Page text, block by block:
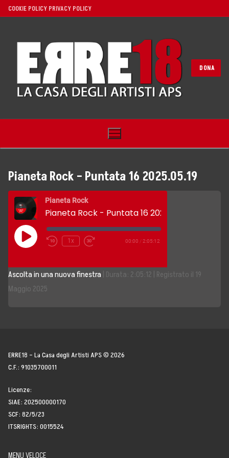
VaiCOOKIE POLICY PRIVACY POLICY
DONA
Home
Noi
Storia, Mission e Vision
Fondatori
Blogger
La Nostra Rete
Attività
Pianeta Rock – Puntata 16 2025.05.19
Pianeta Rock
Pianeta Rock - Puntata 16 2025.05.19
Play
Episode
1x 00:00 /2:05:12
Ascolta in una nuova finestra Durata: 2:05:12 Registrato il 19
Maggio 2025
ERRE18 – La Casa degli Artisti APS © 2026
C.F.: 91035700011
Licenze:
SIAE: 202500000170
SCF: 82/5/23
ITSRIGHTS: 0015524
MENU VELOCE